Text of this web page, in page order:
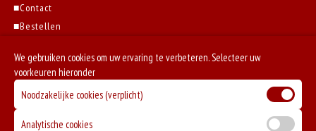
We gebruiken cookies om uw ervaring te verbeteren. Selecteer uw
voorkeuren hieronder
Noodzakelijke cookies (verplicht)
Analytische cookies
■Contact
■Bestellen
■Algemene Voorwaarden
■Solliciteren